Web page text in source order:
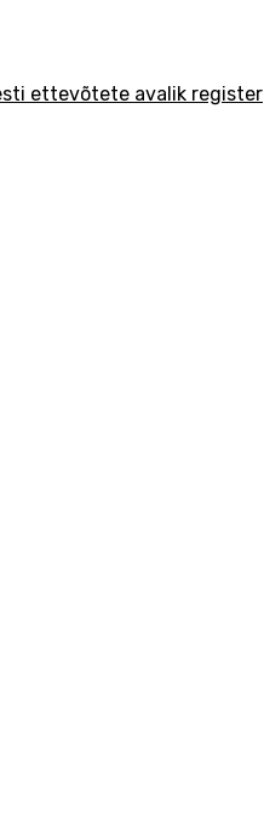
ettevõtete avalik register